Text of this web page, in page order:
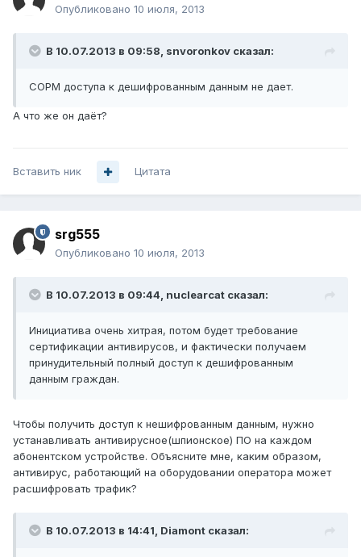
Опубликовано 10 июля, 2013
В 10.07.2013 в 09:58, snvoronkov сказал:
СОРМ доступа к дешифрованным данным не дает.
А что же он даёт?
Вставить ник Цитата
srg555
Опубликовано 10 июля, 2013
В 10.07.2013 в 09:44, nuclearcat сказал:
Инициатива очень хитрая, потом будет требование
сертификации антивирусов, и фактически получаем
принудительный полный доступ к дешифрованным
данным граждан.
Чтобы получить доступ к нешифрованным данным, нужно
устанавливать антивирусное(шпионское) ПО на каждом
абонентском устройстве. Объясните мне, каким образом,
антивирус, работающий на оборудовании оператора может
расшифровать трафик?
В 10.07.2013 в 14:41, Diamont сказал: